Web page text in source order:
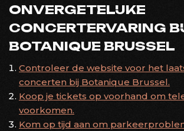
ONVERGETELIJKE
CONCERTERVARING
BOTANIQUE BRUSSEL
Controleer de website voor het
concerten bij Botanique Brussel.
Koop je tickets op voorhand om
voorkomen.
Kom op tijd aan om